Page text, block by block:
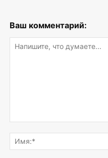
Ваш комментарий:
что
думаете...